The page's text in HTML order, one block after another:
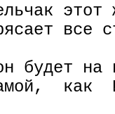
этот
все
будет на
как